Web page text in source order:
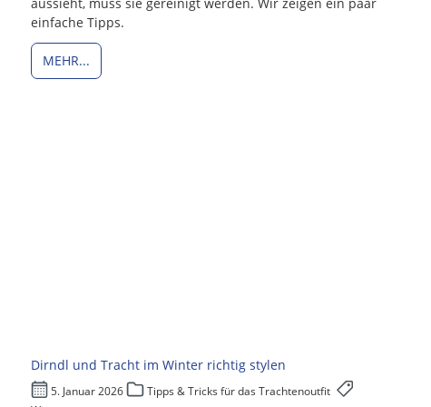
einfache Tipps.
MEHR...
Dirndl und Tracht im Winter richtig stylen
5. Januar 2026
Tipps & Tricks für das Trachtenoutfit